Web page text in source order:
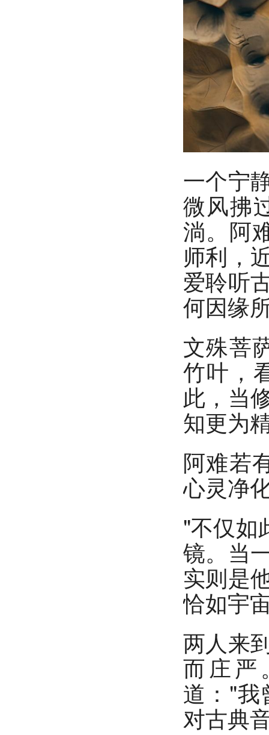
一个宁
微风拂
淌。阿
师利，
爱聆听
何因缘
文殊菩
竹叶，
此，当
知更为
阿难若
心灵净
"不仅如
镜。当
实则是
恰如宇
两人来
而庄严
道："我
对古典